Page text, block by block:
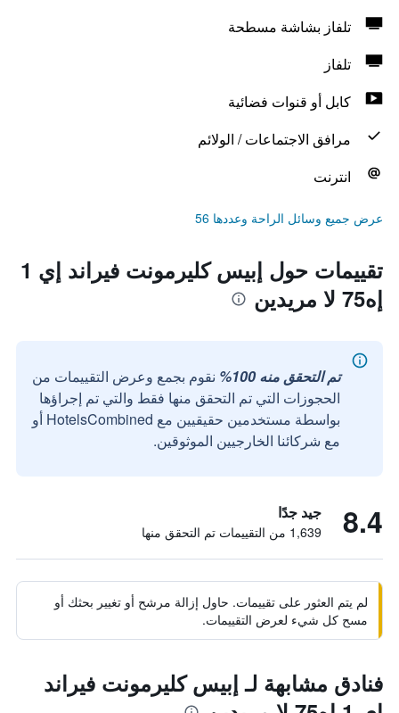
تلفاز بشاشة مسطحة
تلفاز
كابل أو قنوات فضائية
مرافق الاجتماعات / الولائم
انترنت
عرض جميع وسائل الراحة وعددها 56
تقييمات حول إبيس كليرمونت فيراند إي 1
إه75 لا مريدين
تم التحقق منه 100%
نقوم بجمع وعرض التقييمات من
الحجوزات التي تم التحقق منها فقط والتي تم إجراؤها
بواسطة مستخدمين حقيقيين مع HotelsCombined أو
مع شركائنا الخارجيين الموثوقين.
8.4 جيد جدًا
1,639 من التقييمات تم التحقق منها
لم يتم العثور على تقييمات. حاول إزالة مرشح أو تغيير بحثك أو
مسح كل شيء لعرض التقييمات.
فنادق مشابهة لـ إبيس كليرمونت فيراند